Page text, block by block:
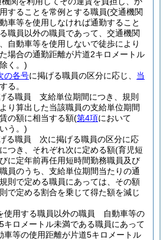
することを常例とする職員(交通機関
車等を使用しなければ通勤すること
職員以外の職員であって、交通機関
自動車等を使用しないで徒歩により
場合の通勤距離が片道2キロメートル
く。)
の各号に掲げる職員の区分に応じ、 当
る。
る職員 支給単位期間につき、規則
り算出した当該職員の支給単位期間
の額に相当する額(第4項において
う。)
る職員 次に掲げる職員の区分に応
つき、それぞれ次に定める額(育児短
に定年前再任用短時間勤務職員及び
員のうち、支給単位期間当たりの通
則で定める職員にあっては、その額
で定める割合を乗じて得た額を減じ
使用する職員以外の職員 自動車等の
キロメートル未満である職員にあって
車等の使用距離が片道5キロメートル